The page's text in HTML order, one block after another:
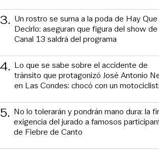
3. Un rostro se suma a la poda de Hay Que
Decirlo: aseguran que figura del show de
Canal 13 saldrá del programa
4. Lo que se sabe sobre el accidente de
tránsito que protagonizó José Antonio
en Las Condes: chocó con un
5. No lo tolerarán y pondrán mano dura: la
exigencia del jurado a famosos
de Fiebre de Canto